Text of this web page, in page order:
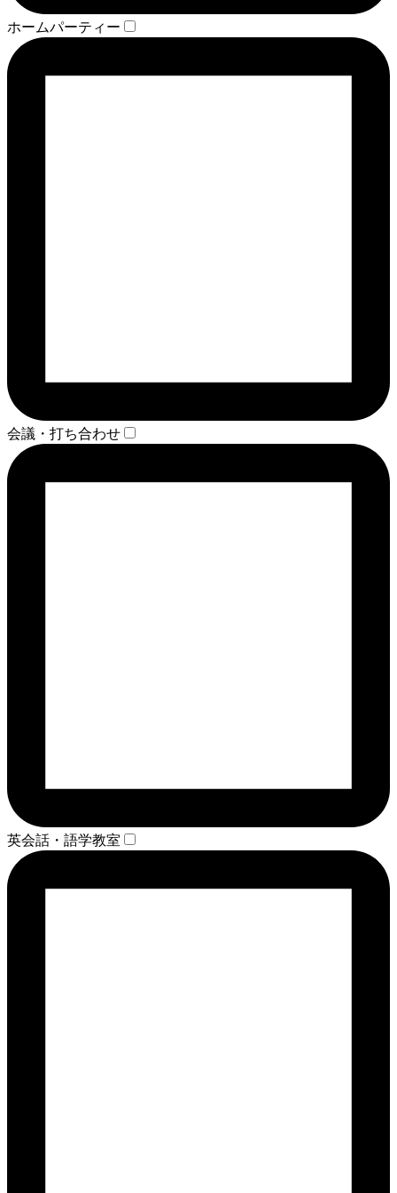
ホームパーティー
会議・打ち合わせ
英会話・語学教室